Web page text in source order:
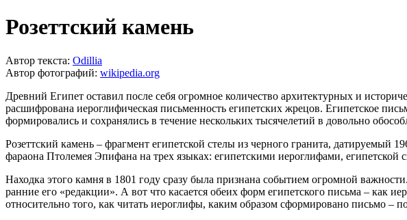
Розеттский камень
Автор текста: Odillia
Автор фотографий: wikipedia.org
Древний Египет оставил после себя огромное количество архитектурных и
расшифрована иероглифическая письменность египетских жрецов. Египетское
формировались и сохранялись в течение нескольких тысячелетий в довольно
Розеттский камень – фрагмент египетской стелы из черного гранита, датируемый
фараона Птолемея Эпифана на трех языках: египетскими иероглифами,
Находка этого камня в 1801 году сразу была признана событием огромной
ранние его «редакции». А вот что касается обеих форм египетского письма – как
относительно того, как читать иероглифы, каким образом сформировано письмо